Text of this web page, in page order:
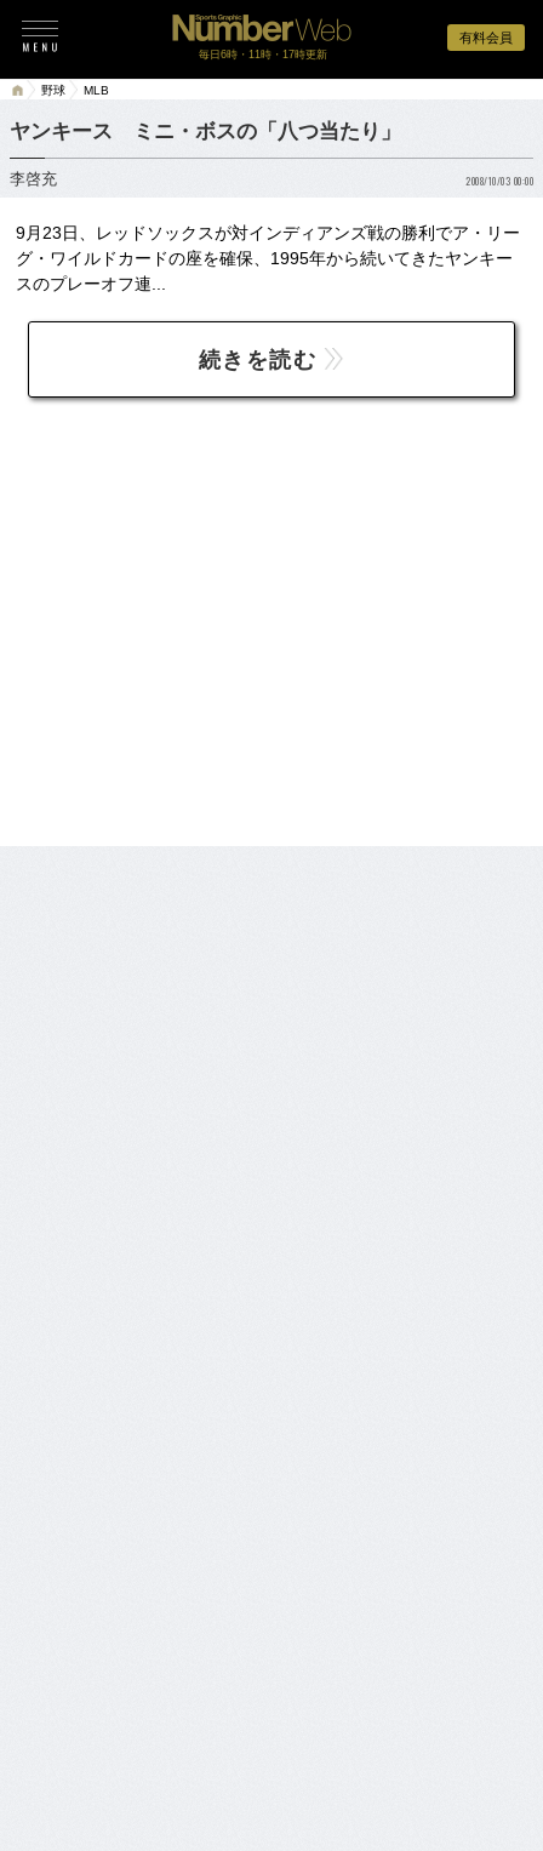
有料会員
毎日6時・11時・17時更新
野球 MLB
ヤンキース ミニ・ボスの「八つ当たり」
李啓充 2008/10/03 00:00
9月23日、レッドソックスが対インディアンズ戦の勝利でア・リー
グ・ワイルドカードの座を確保、1995年から続いてきたヤンキー
スのプレーオフ連...
続きを読む